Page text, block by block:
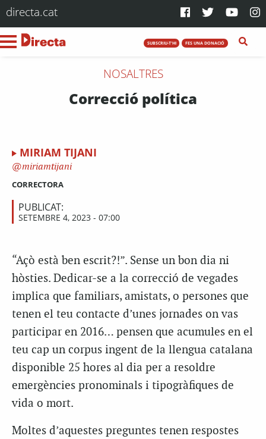
directa.cat
SUBSCRIU-T'HI FES UNA DONACIÓ
NOSALTRES
Correcció política
MIRIAM TIJANI
miriamtijani
CORRECTORA
PUBLICAT:
SETEMBRE 4, 2023 - 07:00
“Açò està ben escrit?!”. Sense un bon dia ni
hòsties. Dedicar-se a la correcció de vegades
implica que familiars, amistats, o persones que
tenen el teu contacte d’unes jornades on vas
participar en 2016… pensen que acumules en el
teu cap un corpus ingent de la llengua catalana
disponible 25 hores al dia per a resoldre
emergències pronominals i tipogràfiques de
vida o mort.
Moltes d’aquestes preguntes tenen respostes